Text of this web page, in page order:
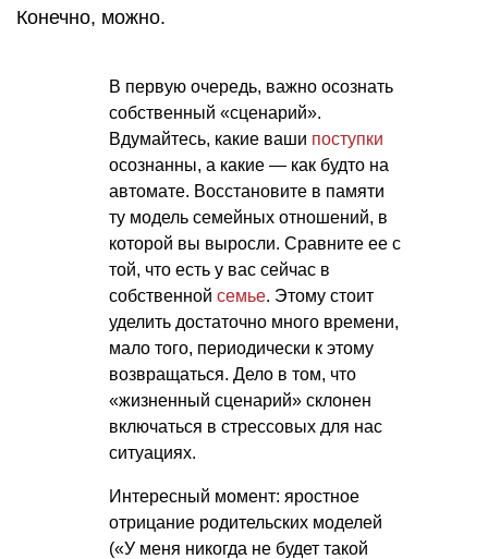
Конечно, можно.
В первую очередь, важно осознать
собственный «сценарий».
Вдумайтесь, какие ваши поступки
осознанны, а какие — как будто на
автомате. Восстановите в памяти
ту модель семейных отношений, в
которой вы выросли. Сравните ее с
той, что есть у вас сейчас в
собственной семье. Этому стоит
уделить достаточно много времени,
мало того, периодически к этому
возвращаться. Дело в том, что
«жизненный сценарий» склонен
включаться в стрессовых для нас
ситуациях.
Интересный момент: яростное
отрицание родительских моделей
(«У меня никогда не будет такой